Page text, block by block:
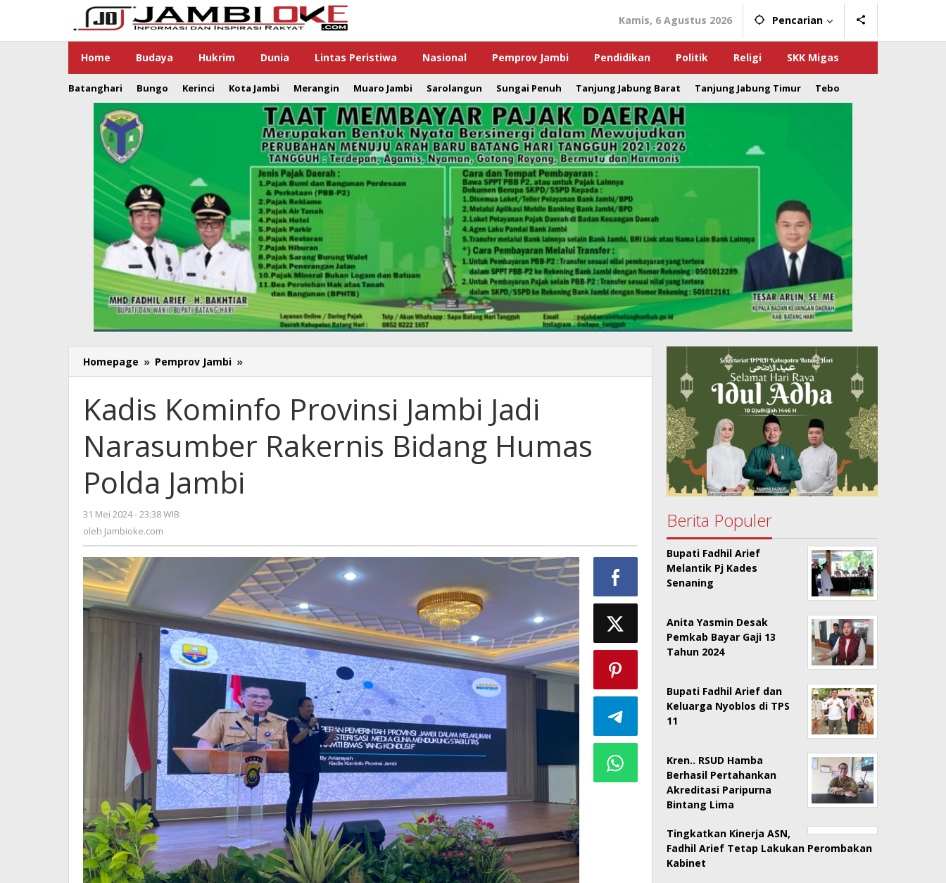
Kamis, 6 Agustus 2026 Pencarian
Home Budaya Hukrim Dunia Lintas Peristiwa Nasional Pemprov Jambi Pendidikan Politik Religi SKK Migas
Batanghari Bungo Kerinci Kota Jambi Merangin Muaro Jambi Sarolangun Sungai Penuh Tanjung Jabung Barat Tanjung Jabung Timur Tebo
Homepage » Pemprov Jambi »
Kominfo
Jambi
Jadi
Narasumber
Rakernis
Kadis Kominfo Provinsi Jambi Jadi
Narasumber Rakernis Bidang Humas
Polda Jambi
31 Mei 2024 - 23:38 WIB
oleh Jambioke.com Berita Populer
Bupati Fadhil Arief
Melantik Pj Kades
Senaning
Anita Yasmin Desak
Pemkab Bayar Gaji 13
Tahun 2024
Bupati Fadhil Arief dan
Keluarga Nyoblos di TPS
11
Kren.. RSUD Hamba
Berhasil Pertahankan
Akreditasi Paripurna
Bintang Lima
Tingkatkan Kinerja ASN,
Fadhil Arief Tetap Lakukan Perombakan
Kabinet